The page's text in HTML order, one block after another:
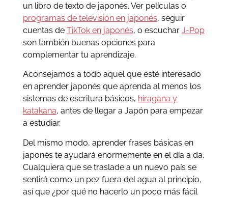
un libro de texto de japonés. Ver películas o
programas de televisión en japonés, seguir
cuentas de TikTok en japonés, o escuchar J-Pop
son también buenas opciones para
complementar tu aprendizaje.
Aconsejamos a todo aquel que esté interesado
en aprender japonés que aprenda al menos los
sistemas de escritura básicos, hiragana y
katakana, antes de llegar a Japón para empezar
a estudiar.
Del mismo modo, aprender frases básicas en
japonés te ayudará enormemente en el día a da.
Cualquiera que se traslade a un nuevo país se
sentirá como un pez fuera del agua al principio,
así que ¿por qué no hacerlo un poco más fácil